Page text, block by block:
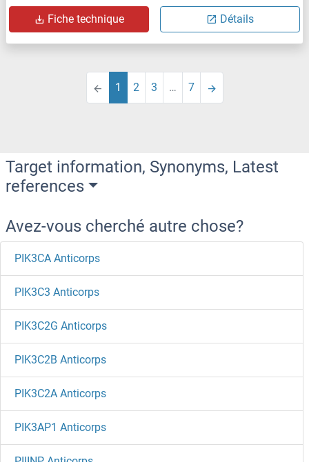
Fiche technique Détails
1 2 3 … 7
Target information, Synonyms, Latest
references
Avez-vous cherché autre chose?
PIK3CA Anticorps
PIK3C3 Anticorps
PIK3C2G Anticorps
PIK3C2B Anticorps
PIK3C2A Anticorps
PIK3AP1 Anticorps
PIIINP Anticorps